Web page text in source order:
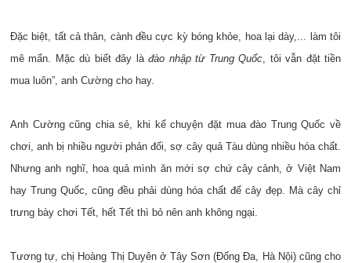
Đặc biệt, tất cả thân, cành đều cực kỳ bóng khỏe, hoa lại dày,... làm tôi
mê mẩn. Mặc dù biết đây làđào nhập từ Trung Quốc, tôi vẫn đặt tiền
mua luôn”, anh Cường cho hay.
Anh Cường cũng chia sẻ, khi kể chuyện đặt mua đào Trung Quốc về
chơi, anh bị nhiều người phản đối, sợ cây quả Tàu dùng nhiều hóa chất.
Nhưng anh nghĩ, hoa quả mình ăn mới sợ chứ cây cảnh, ở Việt Nam
hay Trung Quốc, cũng đều phải dùng hóa chất để cây đẹp. Mà cây chỉ
trưng bày chơi Tết, hết Tết thì bỏ nên anh không ngại.
Tương tự, chị Hoàng Thị Duyên ở Tây Sơn (Đống Đa, Hà Nội) cũng cho